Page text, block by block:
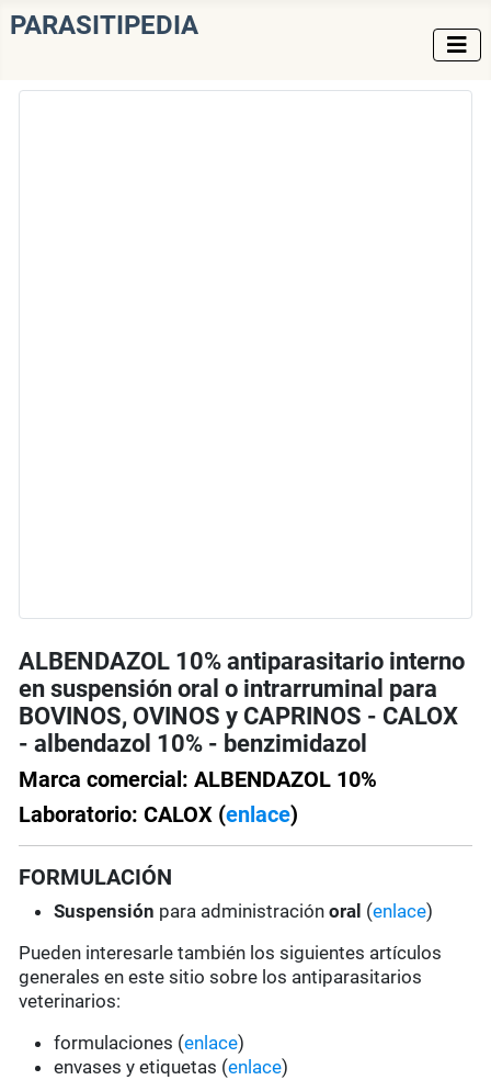
PARASITIPEDIA
ALBENDAZOL 10% antiparasitario interno
en suspensión oral o intrarruminal para
BOVINOS, OVINOS y CAPRINOS - CALOX
- albendazol 10% - benzimidazol
Marca comercial: ALBENDAZOL 10%
Laboratorio: CALOX (enlace)
FORMULACIÓN
Suspensión para administraciónoral (enlace)
Pueden interesarle también los siguientes artículos
generales en este sitio sobre los antiparasitarios
veterinarios:
formulaciones (enlace)
envases y etiquetas (enlace)